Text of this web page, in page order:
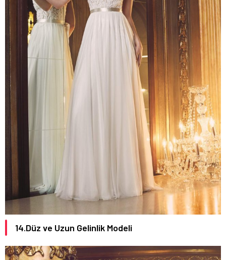
14.Düz ve Uzun Gelinlik Modeli